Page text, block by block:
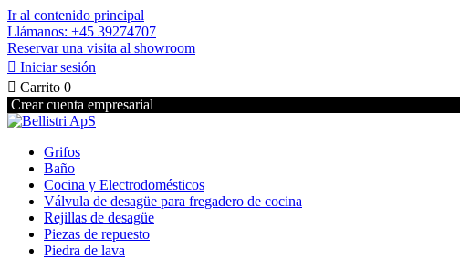
Ir al contenido principal
Llámanos: +45 39274707
Reservar una visita al showroom
 Iniciar sesión
 Carrito 0
Crear cuenta empresarial
Grifos
Baño
Cocina y Electrodomésticos
Válvula de desagüe para fregadero de cocina
Rejillas de desagüe
Piezas de repuesto
Piedra de lava